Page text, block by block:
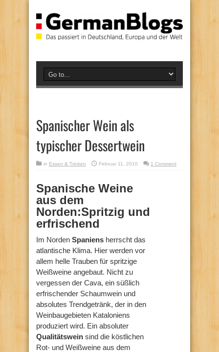
Spanischer Wein als
typischer Dessertwein
in Essen & Trinken Februar 11, 2010 1 Comment
Spanische Weine
aus dem
Norden:Spritzig und
erfrischend
Im Norden Spaniens herrscht das
atlantische Klima. Hier werden vor
allem helle Trauben für spritzige
Weißweine angebaut. Nicht zu
vergessen der Cava, ein süßlich
erfrischender Schaumwein und
absolutes Trendgetränk, der in den
Weinbaugebieten Kataloniens
produziert wird. Ein absoluter
Qualitätswein sind die köstlichen
Rot- und Weißweine aus dem